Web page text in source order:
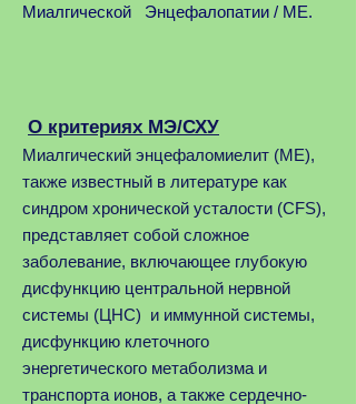
Миалгической Энцефалопатии / ME.
О критериях МЭ/СХУ
Миалгический энцефаломиелит (ME),
также известный в литературе как
синдром хронической усталости (CFS),
представляет собой сложное
заболевание, включающее глубокую
дисфункцию центральной нервной
системы (ЦНС) и иммунной системы,
дисфункцию клеточного
энергетического метаболизма и
транспорта ионов, а также сердечно-